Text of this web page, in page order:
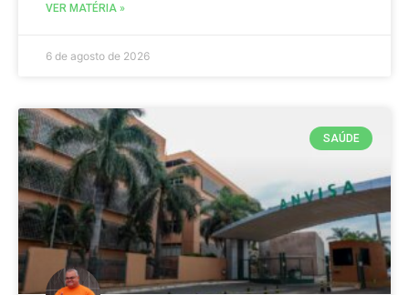
VER MATÉRIA »
6 de agosto de 2026
SAÚDE